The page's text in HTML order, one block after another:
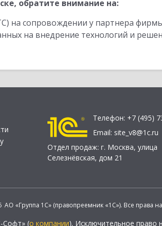
обратите внимание на:
на сопровождении у партнера
на внедрение технологий и
Телефон: +7 (495)
Email: site_v8@1c.ru
Отдел продаж: г. Москва, улица
Селезнёвская, дом 21
АО «Группа 1С» (правопреемник «1С»). Все права
Софт» (о компании). Исключительное право